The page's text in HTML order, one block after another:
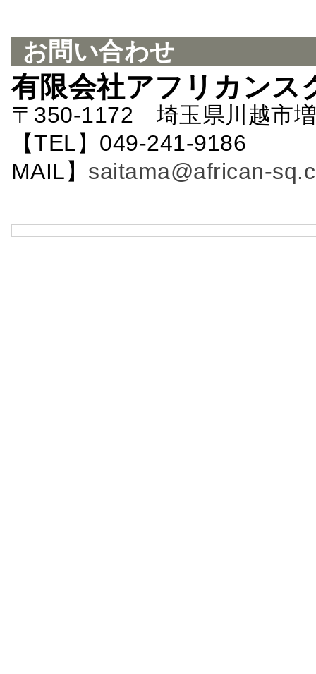
お問い合わせ
有限会社アフリカンス
〒350-1172 埼玉県川越市
【TEL】049-241-
MAIL】 saitama@african-